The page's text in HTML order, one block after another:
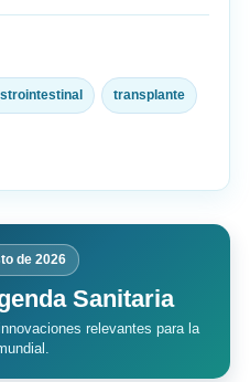
transplante
de 2026
Sanitaria
relevantes para la